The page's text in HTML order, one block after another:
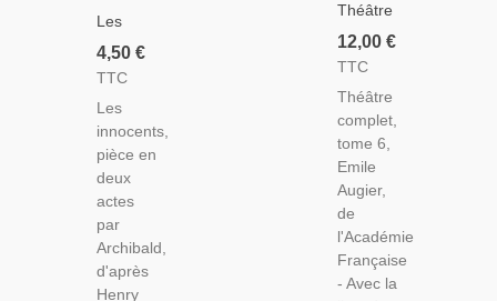
Les
Innocents,
Henry
Gaston
Bonheur,
Acteurs
Mona
Dol,
Claudine
Longet -
France
4,50 €
TTC
Les
innocents,
pièce en
deux
actes
par
Archibald,
d'après
Henry
Théâtre
Complet
T6, Paul
Le Post-
Scriptum,
Lions Et
Renards,
Jean De
Thommeray,
Emile
Augier,
1883,
12,00 €
TTC
Théâtre
complet,
tome 6,
Emile
Augier,
de
l'Académie
Française
- Avec la